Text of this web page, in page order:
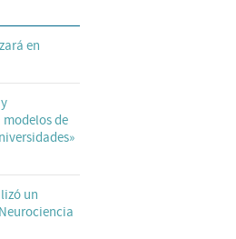
en
de
un